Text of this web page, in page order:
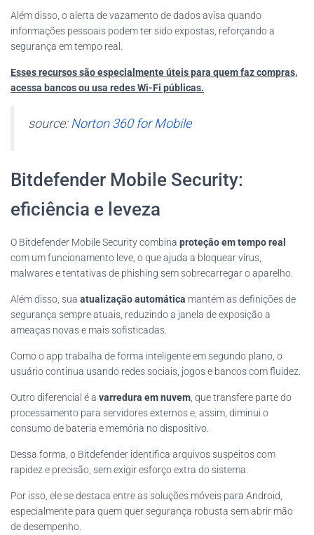
Além disso, o alerta de vazamento de dados avisa quando
informações pessoais podem ter sido expostas, reforçando a
segurança em tempo real.
Esses recursos são especialmente úteis para quem faz compras,
acessa bancos ou usa redes Wi-Fi públicas.
source: Norton 360 for Mobile
Bitdefender Mobile Security:
eficiência e leveza
O Bitdefender Mobile Security combina proteção em tempo real
com um funcionamento leve, o que ajuda a bloquear vírus,
malwares e tentativas de phishing sem sobrecarregar o aparelho.
Além disso, sua atualização automática mantém as definições de
segurança sempre atuais, reduzindo a janela de exposição a
ameaças novas e mais sofisticadas.
Como o app trabalha de forma inteligente em segundo plano, o
usuário continua usando redes sociais, jogos e bancos com fluidez.
Outro diferencial é a varredura em nuvem , que transfere parte do
processamento para servidores externos e, assim, diminui o
consumo de bateria e memória no dispositivo.
Dessa forma, o Bitdefender identifica arquivos suspeitos com
rapidez e precisão, sem exigir esforço extra do sistema.
Por isso, ele se destaca entre as soluções móveis para Android,
especialmente para quem quer segurança robusta sem abrir mão
de desempenho.